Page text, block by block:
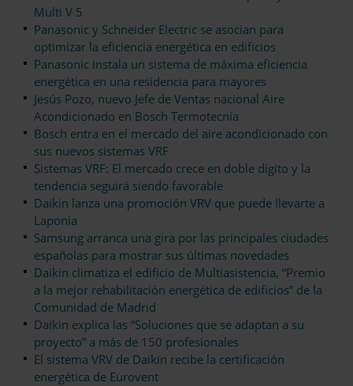
Multi V 5
Panasonic y Schneider Electric se asocian para
optimizar la eficiencia energética en edificios
Panasonic instala un sistema de máxima eficiencia
energética en una residencia para mayores
Jesús Pozo, nuevo Jefe de Ventas nacional Aire
Acondicionado en Bosch Termotecnia
Bosch entra en el mercado del aire acondicionado con
sus nuevos sistemas VRF
Sistemas VRF: El mercado crece en doble dígito y la
tendencia seguirá siendo favorable
Daikin lanza una promoción VRV que puede llevarte a
Laponia
Samsung arranca una gira por las principales ciudades
españolas para mostrar sus últimas novedades
Daikin climatiza el edificio de Multiasistencia, “Premio
a la mejor rehabilitación energética de edificios” de la
Comunidad de Madrid
Daikin explica las “Soluciones que se adaptan a su
proyecto” a más de 150 profesionales
El sistema VRV de Daikin recibe la certificación
energética de Eurovent